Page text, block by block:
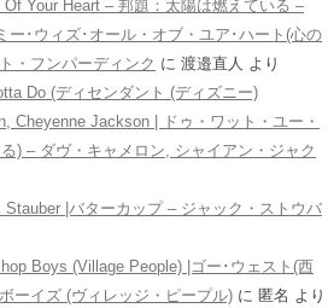
Of Your Heart – 邦題：太陽は燃えている –
ー･ウィズ･オール・オブ・ユア･ハート(心の
・フンパーディンク に 渡邉直人 より
Do (ディセンダント (ディズニー)
Cheyenne Jackson | ドゥ・ワット・ユー・
) – ダヴ・キャメロン, シャイアン・ジャク
Stauber |バターカップ – ジャック・ストウバ
Boys (Village People) |ゴー･ウェスト(西
ーイズ (ヴィレッジ・ピープル) に 匿名 より